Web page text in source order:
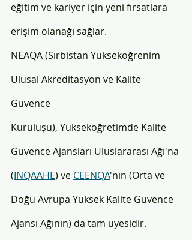
eğitim ve kariyer için yeni fırsatlara
erişim olanağı sağlar.
NEAQA (Sırbistan Yükseköğrenim
Ulusal Akreditasyon ve Kalite
Güvence
Kuruluşu), Yükseköğretimde Kalite
Güvence Ajansları Uluslararası Ağı'na
(INQAAHE) ve CEENQA'nın (Orta ve
Doğu Avrupa Yüksek Kalite Güvence
Ajansı Ağının) da tam üyesidir.